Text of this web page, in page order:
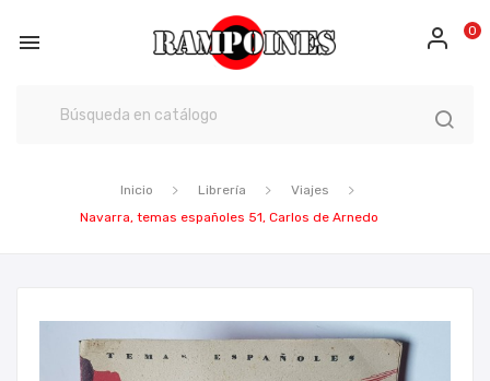
 0
Inicio Librería
Viajes
Navarra, temas españoles 51, Carlos de Arnedo